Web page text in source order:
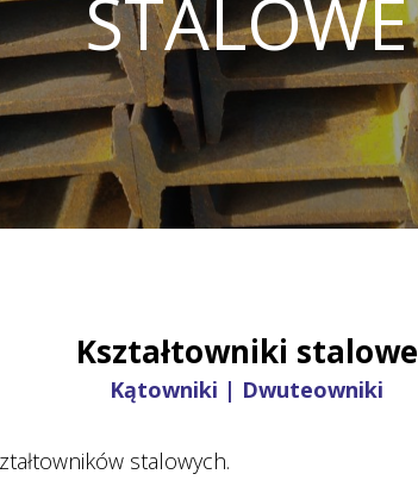
STALOWE
Kształtowniki stalowe
Kątowniki | Dwuteowniki
stalowych.